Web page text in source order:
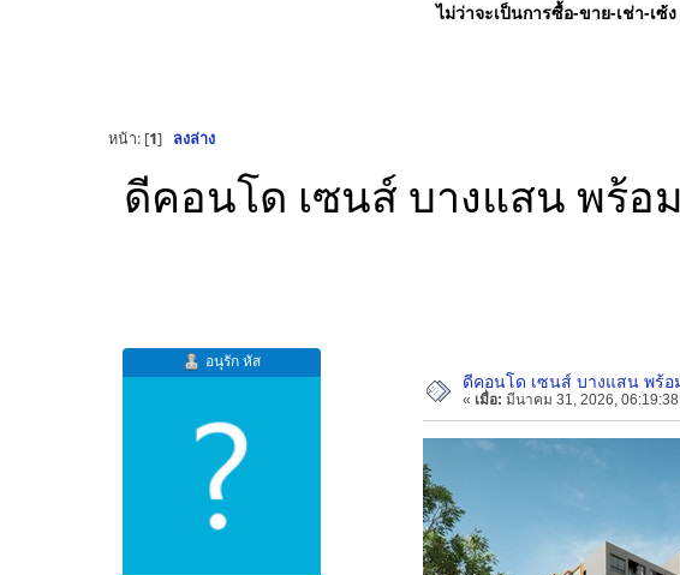
ไม่ว่าจะเป็นการซื้อ-ขาย-เช่า-เ
หน้า: [1] ลงล่าง
ดีคอนโด เซนส์ บางแสน พร้อ
อนุรัก หัส
ดีคอนโด เซนส์ บางแสน พร้
« เมื่อ: มีนาคม 31, 2026, 06:19:38